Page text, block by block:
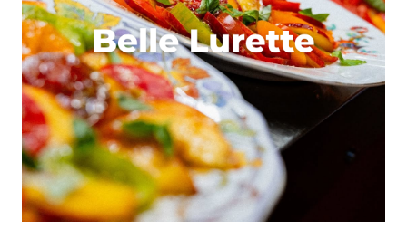
Répondre
Si je gagne le package de visites, je promets de Ne
pas sauter dans le lac sous terrain
Fab
1 juin 2021 à 12 h 42 min
Répondre
Priscilla
2 juin 2021 à 0 h 25 min